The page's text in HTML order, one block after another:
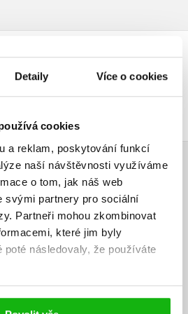
Detaily Více o cookies
cookies
a reklam, poskytování funkcí
naší návštěvnosti využíváme
o tom, jak náš web
partnery pro sociální
Partneři mohou zkombinovat
které jim byly
poté následovaly, že používáte
PĚTKA - BLYTONOVÁ
žádná uživatelská hodnocení.
vkládat pouze registrovaní uživatelé